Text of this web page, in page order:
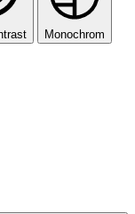
Monochrom